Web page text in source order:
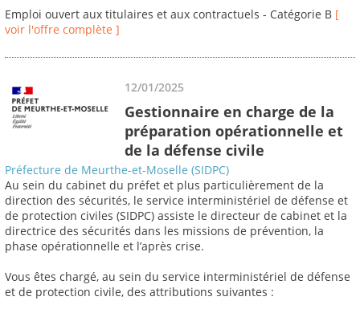
Emploi ouvert aux titulaires et aux contractuels - Catégorie B [
voir l'offre complète ]
12/01/2025
Gestionnaire en charge de la
préparation opérationnelle et
de la défense civile
Préfecture de Meurthe-et-Moselle (SIDPC)
Au sein du cabinet du préfet et plus particulièrement de la
direction des sécurités, le service interministériel de défense et
de protection civiles (SIDPC) assiste le directeur de cabinet et la
directrice des sécurités dans les missions de prévention, la
phase opérationnelle et l’après crise.
Vous êtes chargé, au sein du service interministériel de défense
et de protection civile, des attributions suivantes :